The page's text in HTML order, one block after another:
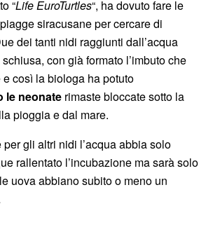
“Life EuroTurtles“, ha dovuto fare le
siracusane per cercare di
dei tanti nidi raggiunti dall’acqua
con già formato l’imbuto che
così la biologa ha potuto
le neonate rimaste bloccate sotto la
pioggia e dal mare.
gli altri nidi l’acqua abbia solo
rallentato l’incubazione ma sarà solo
uova abbiano subito o meno un